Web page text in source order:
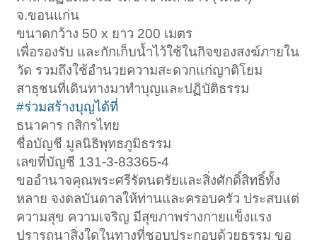
จ.ขอนแก่น
ขนาดกว้าง 50 x ยาว 200 เมตร
เพื่อรองรับ และกักเก็บน้ำไว้ใช้ในกิจของสงฆ์ภายใน
วัด รวมถึงใช้อำนวยความสะดวกแก่ญาติโยม
สาธุชนที่เดินทางมาทำบุญและปฏิบัติธรรม
#ร่วมสร้างบุญได้ที่
ธนาคาร กสิกรไทย
ชื่อบัญชี มูลนิธิพุทธภูมิธรรม
เลขที่บัญชี 131-3-83365-4
ขออำนาจคุณพระศรีรัตนตรัยและสิ่งศักดิ์สิทธิ์ทั้ง
หลาย จงดลบันดาลให้ท่านและครอบครัว ประสบแต่
ความสุข ความเจริญ มีสุขภาพร่างกายแข็งแรง
ปรารถนาสิ่งใดในทางที่ชอบประกอบด้วยธรรม ขอ